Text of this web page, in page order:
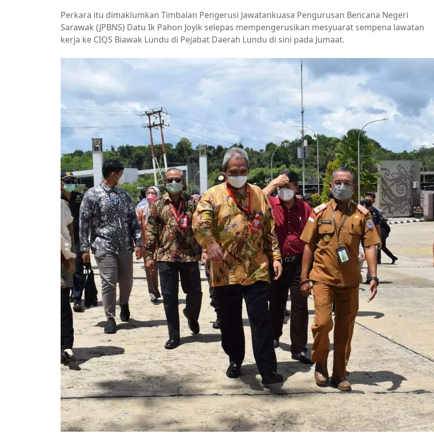
Perkara itu dimaklumkan Timbalan Pengerusi Jawatankuasa Pengurusan Bencana Negeri
Sarawak (JPBNS) Datu Ik Pahon Joyik selepas mempengerusikan mesyuarat sempena lawatan
kerja ke CIQS Biawak Lundu di Pejabat Daerah Lundu di sini pada Jumaat.